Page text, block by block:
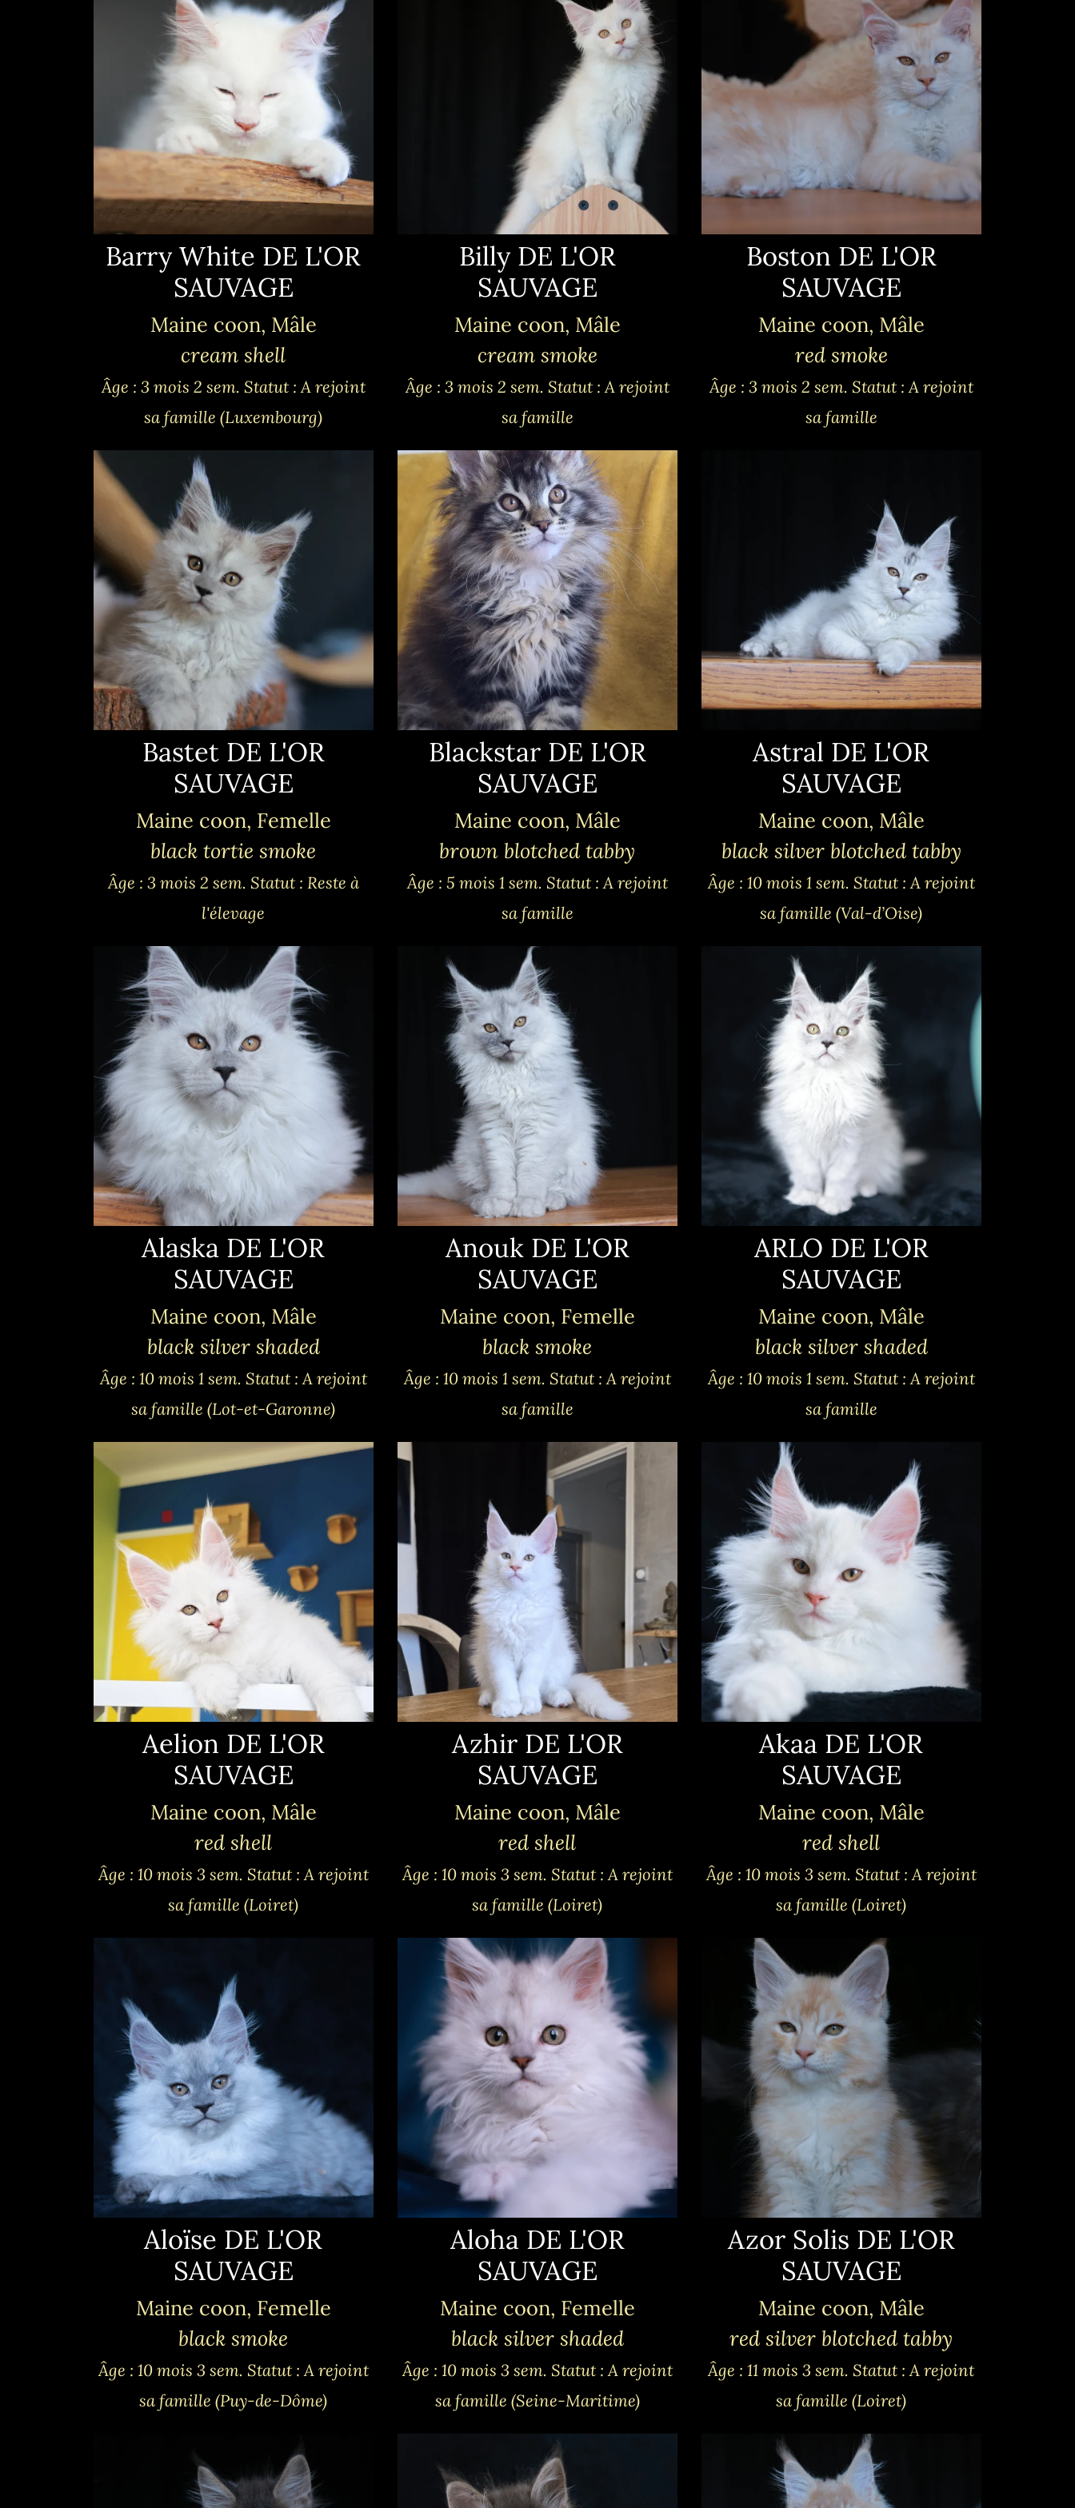
Barry White DE L'OR
SAUVAGE
Maine coon, Mâle
cream shell
Âge : 3 mois 2 sem. Statut : A rejoint
sa famille (Luxembourg)
Billy DE L'OR
SAUVAGE
Maine coon, Mâle
cream smoke
Âge : 3 mois 2 sem. Statut : A rejoint
sa famille
Boston DE L'OR
SAUVAGE
Maine coon, Mâle
red smoke
Âge : 3 mois 2 sem. Statut : A rejoint
sa famille
Bastet DE L'OR
SAUVAGE
Maine coon, Femelle
black tortie smoke
Âge : 3 mois 2 sem. Statut : Reste à
l'élevage
Blackstar DE L'OR
SAUVAGE
Maine coon, Mâle
brown blotched tabby
Âge : 5 mois 1 sem. Statut : A rejoint
sa famille
Astral DE L'OR
SAUVAGE
Maine coon, Mâle
black silver blotched tabby
Âge : 10 mois 1 sem. Statut : A rejoint
sa famille (Val-d’Oise)
Alaska DE L'OR
SAUVAGE
Maine coon, Mâle
black silver shaded
Âge : 10 mois 1 sem. Statut : A rejoint
sa famille (Lot-et-Garonne)
Anouk DE L'OR
SAUVAGE
Maine coon, Femelle
black smoke
Âge : 10 mois 1 sem. Statut : A rejoint
sa famille
ARLO DE L'OR
SAUVAGE
Maine coon, Mâle
black silver shaded
Âge : 10 mois 1 sem. Statut : A rejoint
sa famille
Aelion DE L'OR
SAUVAGE
Maine coon, Mâle
red shell
Âge : 10 mois 3 sem. Statut : A rejoint
sa famille (Loiret)
Azhir DE L'OR
SAUVAGE
Maine coon, Mâle
red shell
Âge : 10 mois 3 sem. Statut : A rejoint
sa famille (Loiret)
Akaa DE L'OR
SAUVAGE
Maine coon, Mâle
red shell
Âge : 10 mois 3 sem. Statut : A rejoint
sa famille (Loiret)
Aloïse DE L'OR
SAUVAGE
Maine coon, Femelle
black smoke
Âge : 10 mois 3 sem. Statut : A rejoint
sa famille (Puy-de-Dôme)
Aloha DE L'OR
SAUVAGE
Maine coon, Femelle
black silver shaded
Âge : 10 mois 3 sem. Statut : A rejoint
sa famille (Seine-Maritime)
Azor Solis DE L'OR
SAUVAGE
Maine coon, Mâle
red silver blotched tabby
Âge : 11 mois 3 sem. Statut : A rejoint
sa famille (Loiret)